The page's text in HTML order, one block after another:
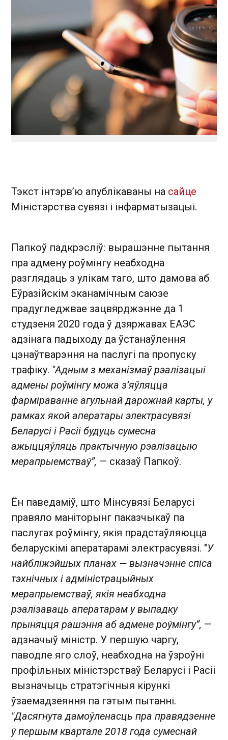
Тэкст інтэрв’ю апублікаваны на сайце
Міністэрства сувязі і інфарматызацыі.
Папкоў падкрэсліў: вырашэнне пытання
пра адмену роўмінгу неабходна
разглядаць з улікам таго, што дамова аб
Еўразійскім эканамічным саюзе
прадугледжвае зацвярджэнне да 1
студзеня 2020 года ў дзяржавах ЕАЭС
адзінага падыходу да ўстанаўлення
цэнаўтварэння на паслугі па пропуску
трафіку. "Адным з механізмаў рэалізацыі
адмены роўмінгу можа з’яўляцца
фарміраванне агульнай дарожнай карты, у
рамках якой аператары электрасувязі
Беларусі і Расіі будуць сумесна
ажыццяўляць практычную рэалізацыю
мерапрыемстваў”, — сказаў Папкоў.
Ён паведаміў, што Мінсувязі Беларусі
правяло маніторынг паказчыкаў па
паслугах роўмінгу, якія прадстаўляюцца
беларускімі аператарамі электрасувязі. "У
найбліжэйшых планах — вызначэнне спіса
тэхнічных і адміністрацыйных
мерапрыемстваў, якія неабходна
рэалізаваць аператарам у выпадку
прыняцця рашэння аб адмене роўмінгу”, —
адзначыў міністр. У першую чаргу,
паводле яго слоў, неабходна на ўзроўні
профільных міністэрстваў Беларусі і Расіі
вызначыць стратэгічныя кірункі
ўзаемадзеяння па гэтым пытанні.
"Дасягнута дамоўленасць пра правядзенне
ў першым квартале 2018 года сумеснай